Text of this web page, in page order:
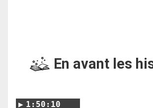
En avant les
1:50:10